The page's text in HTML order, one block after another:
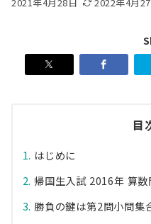
2021年4月28日 2022年4月
目
はじめに
帰国生入試 2016年 算
勝負の鍵は第2問小問集